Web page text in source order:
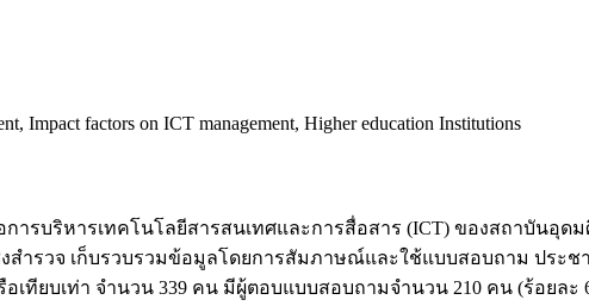
Impact factors on ICT management, Higher education Institutions
ารบริหารเทคโนโลยีสารสนเทศและการสื่อสาร (ICT) ของสถาบันอุ
สำรวจ เก็บรวบรวมข้อมูลโดยการสัมภาษณ์และใช้แบบสอบถาม ประ
ยบเท่า จำนวน 339 คน มีผู้ตอบแบบสอบถามจำนวน 210 คน (ร้อยละ